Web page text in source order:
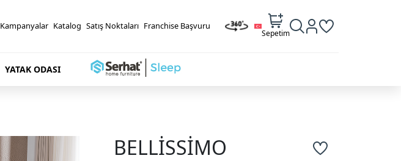
Kampanyalar Katalog Satış Noktaları Franchise Başvuru
Sepetim
YATAK ODASI
BELLİSSİMO